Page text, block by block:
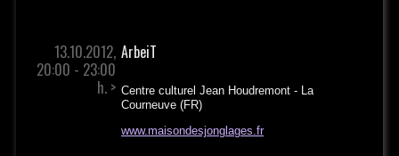
13.10.2012,
20:00 - 23:00
h. >
ArbeiT
Centre culturel Jean Houdremont - La
Courneuve (FR)
www.maisondesjonglages.fr